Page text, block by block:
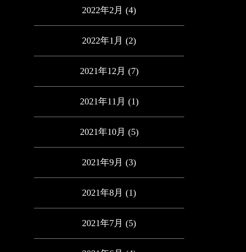
2022年2月 (4)
2022年1月 (2)
2021年12月 (7)
2021年11月 (1)
2021年10月 (5)
2021年9月 (3)
2021年8月 (1)
2021年7月 (5)